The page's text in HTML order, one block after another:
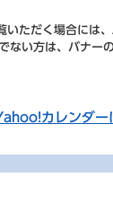
いただく場合に
い方は、バナー
カレンダー